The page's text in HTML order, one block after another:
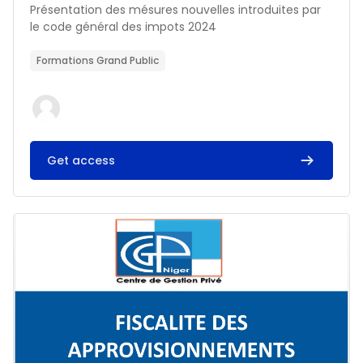
Résumé du cours :
Présentation des mésures nouvelles introduites par
le code général des impots 2024
Formations Grand Public
Get access
Image du cours FISCALITE DES APPROVISIONNEMENTS